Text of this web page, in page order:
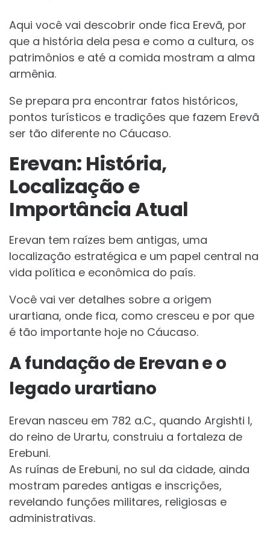
Aqui você vai descobrir onde fica Erevã, por
que a história dela pesa e como a cultura, os
patrimônios e até a comida mostram a alma
armênia.
Se prepara pra encontrar fatos históricos,
pontos turísticos e tradições que fazem Erevã
ser tão diferente no Cáucaso.
Erevan: História,
Localização e
Importância Atual
Erevan tem raízes bem antigas, uma
localização estratégica e um papel central na
vida política e econômica do país.
Você vai ver detalhes sobre a origem
urartiana, onde fica, como cresceu e por que
é tão importante hoje no Cáucaso.
A fundação de Erevan e o
legado urartiano
Erevan nasceu em 782 a.C., quando Argishti I,
do reino de Urartu, construiu a fortaleza de
Erebuni.
As ruínas de Erebuni, no sul da cidade, ainda
mostram paredes antigas e inscrições,
revelando funções militares, religiosas e
administrativas.